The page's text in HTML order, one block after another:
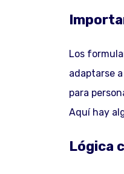
Los
adaptarse
para
Aquí hay
Lógica